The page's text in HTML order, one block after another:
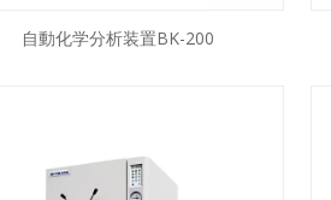
自動化学分析装置BK-200